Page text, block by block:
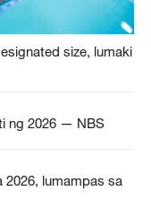
size, lumaki
ng 2026 — NBS
2026, lumampas sa